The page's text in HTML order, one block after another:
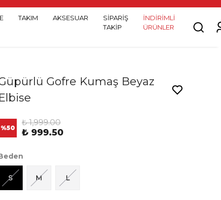
TAKIM AKSESUAR
SİPARİŞ
TAKİP
İNDİRİMLİ
ÜRÜNLER
Gofre Kumaş Beyaz
%50
₺ 1,999.00
₺ 999.50
S M L